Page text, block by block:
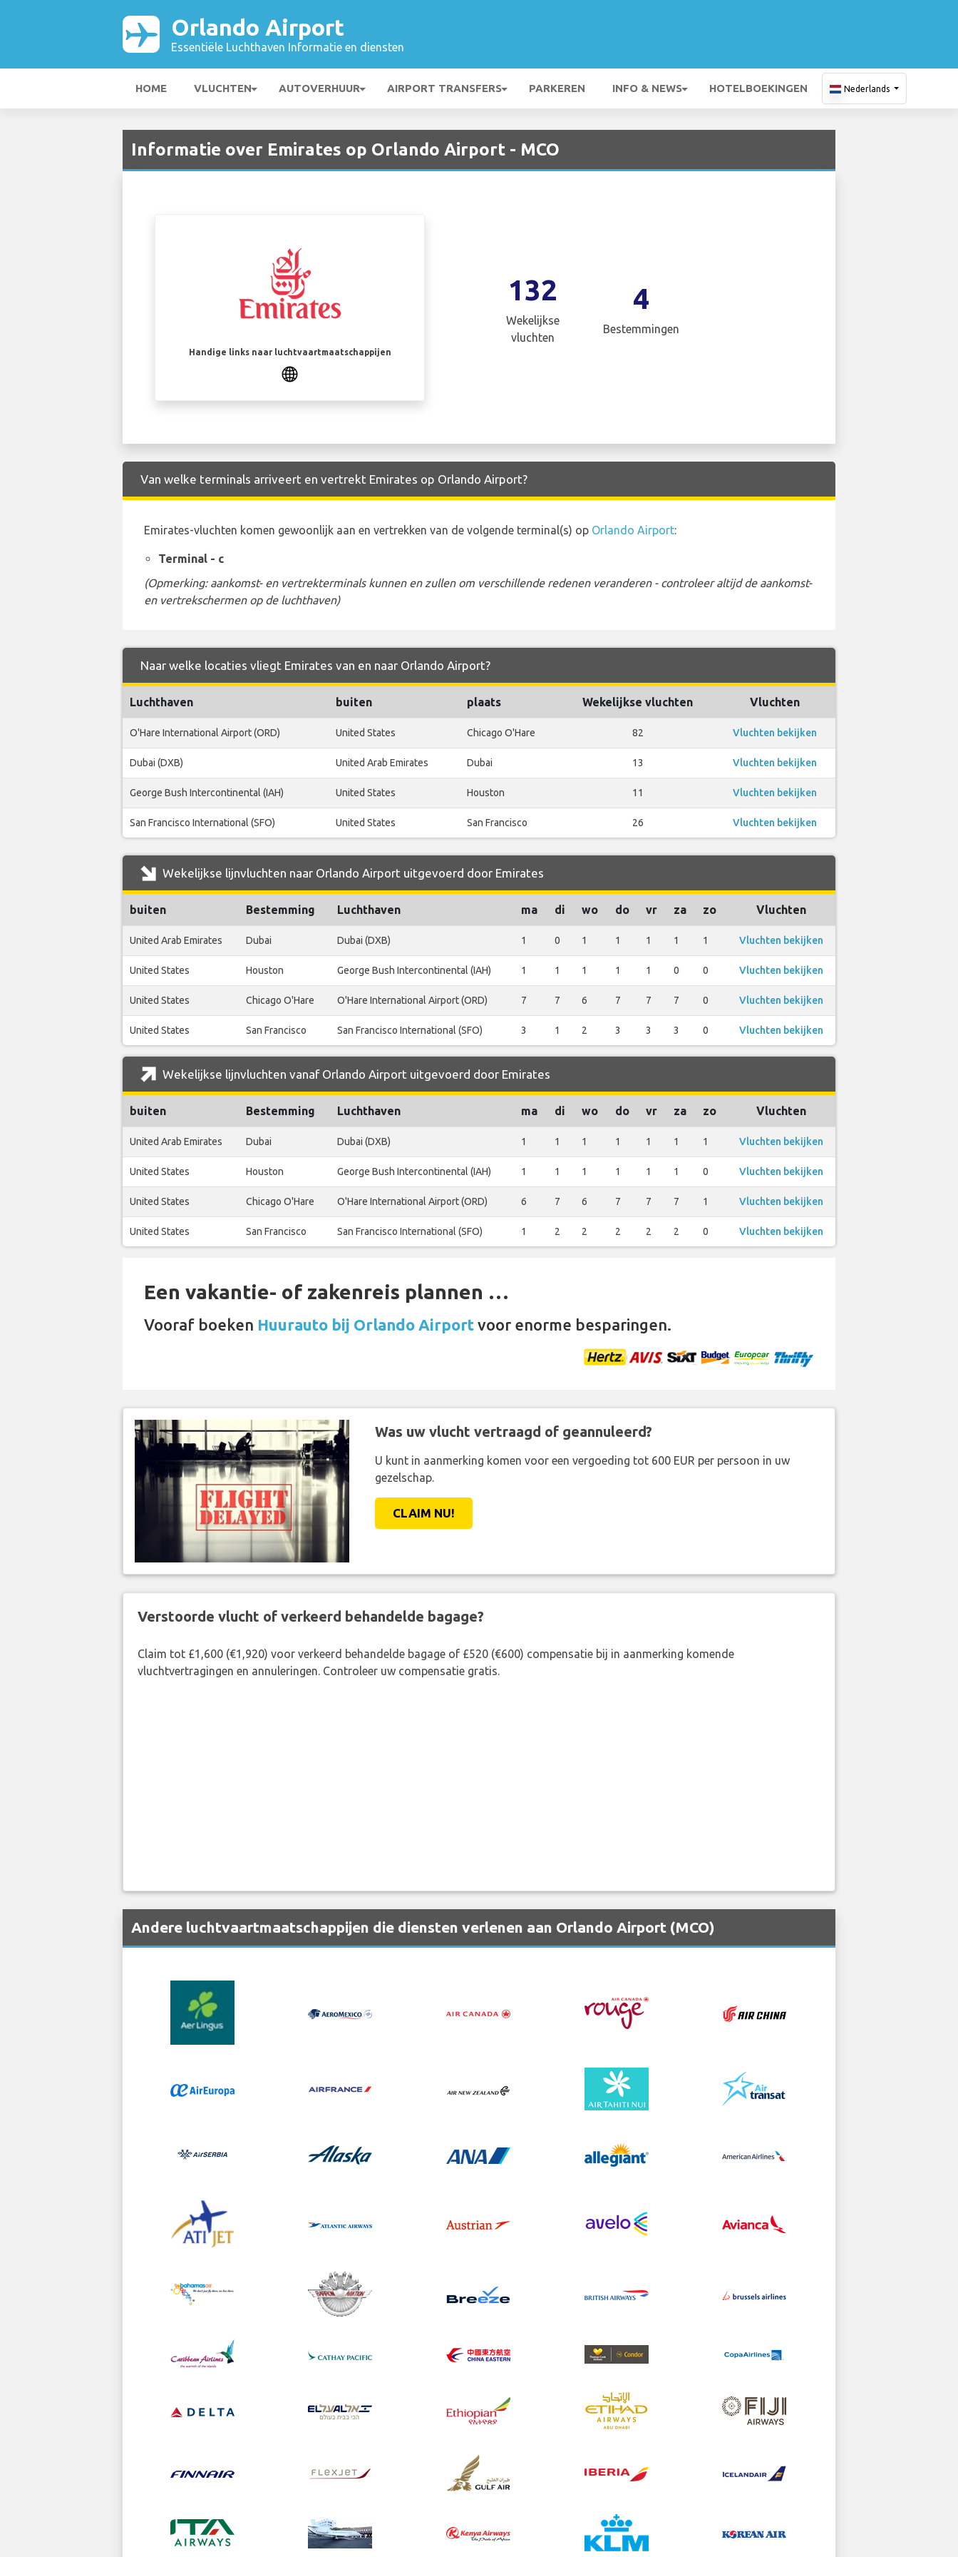
Orlando Airport
Essentiële Luchthaven Informatie en diensten
HOME VLUCHTEN AUTOVERHUUR AIRPORT TRANSFERS PARKEREN INFO & NEWS HOTELBOEKINGEN Nederlands
Informatie over Emirates op Orlando Airport - MCO
Handige links naar luchtvaartmaatschappijen
132
Wekelijkse
vluchten
4
Bestemmingen
Van welke terminals arriveert en vertrekt Emirates op Orlando Airport?
Emirates-vluchten komen gewoonlijk aan en vertrekken van de volgende terminal(s) op Orlando Airport:
Terminal - c
(Opmerking: aankomst- en vertrekterminals kunnen en zullen om verschillende redenen veranderen - controleer altijd de aankomst-
en vertrekschermen op de luchthaven)
Naar welke locaties vliegt Emirates van en naar Orlando Airport?
Luchthaven buiten plaats Wekelijkse vluchten Vluchten
O'Hare International Airport (ORD) United States Chicago O'Hare 82 Vluchten bekijken
Dubai (DXB) United Arab Emirates Dubai 13 Vluchten bekijken
George Bush Intercontinental (IAH) United States Houston 11 Vluchten bekijken
San Francisco International (SFO) United States San Francisco 26 Vluchten bekijken
Wekelijkse lijnvluchten naar Orlando Airport uitgevoerd door Emirates
buiten Bestemming Luchthaven ma di wo do vr za zo Vluchten
United Arab Emirates Dubai Dubai (DXB) 1 0 1 1 1 1 1 Vluchten bekijken
United States Houston George Bush Intercontinental (IAH) 1 1 1 1 1 0 0 Vluchten bekijken
United States Chicago O'Hare O'Hare International Airport (ORD) 7 7 6 7 7 7 0 Vluchten bekijken
United States San Francisco San Francisco International (SFO) 3 1 2 3 3 3 0 Vluchten bekijken
Wekelijkse lijnvluchten vanaf Orlando Airport uitgevoerd door Emirates
buiten Bestemming Luchthaven ma di wo do vr za zo Vluchten
United Arab Emirates Dubai Dubai (DXB) 1 1 1 1 1 1 1 Vluchten bekijken
United States Houston George Bush Intercontinental (IAH) 1 1 1 1 1 1 0 Vluchten bekijken
United States Chicago O'Hare O'Hare International Airport (ORD) 6 7 6 7 7 7 1 Vluchten bekijken
United States San Francisco San Francisco International (SFO) 1 2 2 2 2 2 0 Vluchten bekijken
Een vakantie- of zakenreis plannen …
Vooraf boeken Huurauto bij Orlando Airport voor enorme besparingen.
Was uw vlucht vertraagd of geannuleerd?
U kunt in aanmerking komen voor een vergoeding tot 600 EUR per persoon in uw
gezelschap.
CLAIM NU!
Verstoorde vlucht of verkeerd behandelde bagage?
Claim tot £1,600 (€1,920) voor verkeerd behandelde bagage of £520 (€600) compensatie bij in aanmerking komende
vluchtvertragingen en annuleringen. Controleer uw compensatie gratis.
Andere luchtvaartmaatschappijen die diensten verlenen aan Orlando Airport (MCO)